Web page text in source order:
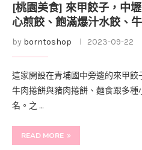
[桃園美食] 來甲餃子，中
心煎餃、飽滿爆汁水餃、
by borntoshop 2023-09-22
這家開設在青埔國中旁邊的來甲餃
牛肉捲餅與豬肉捲餅、麵食跟多種
名。之 …
READ MORE